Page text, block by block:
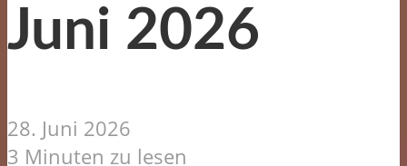
Juni 2026
28. Juni 2026
3 Minuten zu lesen